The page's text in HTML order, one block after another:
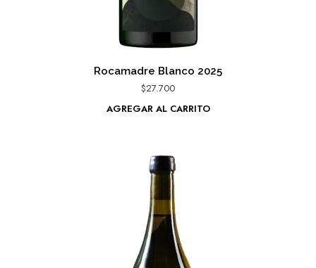
Rocamadre Blanco 2025
$27.700
AGREGAR AL CARRITO